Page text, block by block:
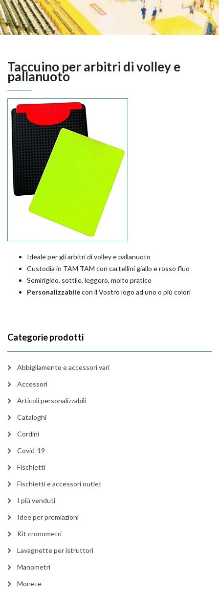
Taccuino per arbitri di volley e
pallanuoto
Ideale per gli arbitri di volley e pallanuoto
Custodia in TAM TAM con cartellini giallo e rosso fluo
Semirigido, sottile, leggero, molto pratico
Personalizzabilecon il Vostro logo ad uno o più colori
Categorie prodotti
Abbigliamento e accessori vari
Accessori
Articoli personalizzabili
Cataloghi
Cordini
Covid-19
Fischietti
Fischietti e accessori outlet
I più venduti
Idee per premiazioni
Kit cronometri
Lavagnette per istruttori
Manometri
Monete